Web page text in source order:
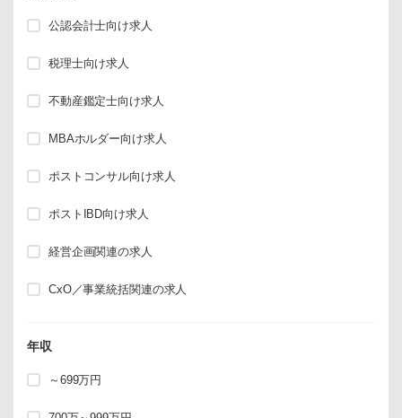
公認会計士向け求人
税理士向け求人
不動産鑑定士向け求人
MBAホルダー向け求人
ポストコンサル向け求人
ポストIBD向け求人
経営企画関連の求人
CxO／事業統括関連の求人
年収
～699万円